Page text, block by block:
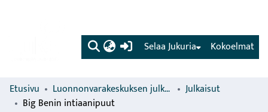
(current) Kokoelmat
Selaa Jukuria
Etusivu Luonnonvarakeskuksen julkaisut
Julkaisut
Big Benin intiaanipuut